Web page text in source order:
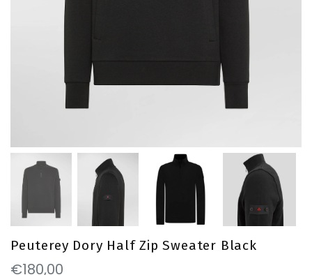
Peuterey Dory Half Zip Sweater Black
€180,00